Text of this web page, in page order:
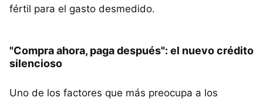
fértil para el gasto desmedido.
"Compra ahora, paga después": el nuevo crédito
silencioso
Uno de los factores que más preocupa a los